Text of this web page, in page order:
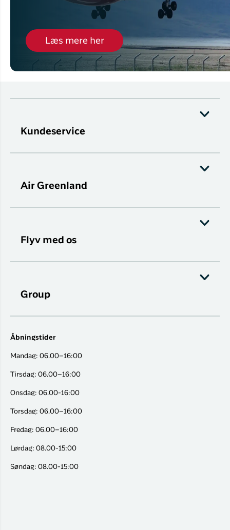
Læs mere her
Kundeservice
Air Greenland
Flyv med os
Group
Åbningstider
Mandag: 06.00–16:00
Tirsdag: 06.00–16:00
Onsdag: 06.00-16:00
Torsdag: 06.00–16:00
Fredag: 06.00–16:00
Lørdag: 08.00-15:00
Søndag: 08.00-15:00